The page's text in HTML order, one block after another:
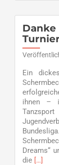
Danke
Ein
ihnen –
Dreams“
die Read
[…]